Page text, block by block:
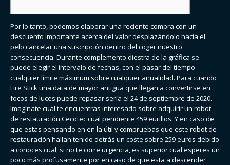
Por lo tanto, podemos elaborar una reciente compra con un
descuento importante acerca del valor desplazándolo hacia el
pelo cancelar una suscripción dentro del coger nuestro
consecuencia. Durante complemento diestra de la gráfica se
puede elegir el intervalo de fechas, con el pasar del tiempo
cualquier límite máximum sobre cualquier anualidad. Para cuando
Fire Stick una data de mayor antigua que llegan a convertirse en
focos de luces puede repasar serí­a el 24 de septiembre de 2020.
Imagínate cual te encuentras interesado sobre adquirir un robot
de restauración Cecotec cual pendiente 459 eurillos. Y en caso de
que estas pensando en en la útil y compruebas que este robot de
restauración hallan tenido detrás un coste sobre 259 euros debido
a conoces cual, si no te corre urgencia, es superior cual esperes un
poco más profusamente por en caso de que esta a descender